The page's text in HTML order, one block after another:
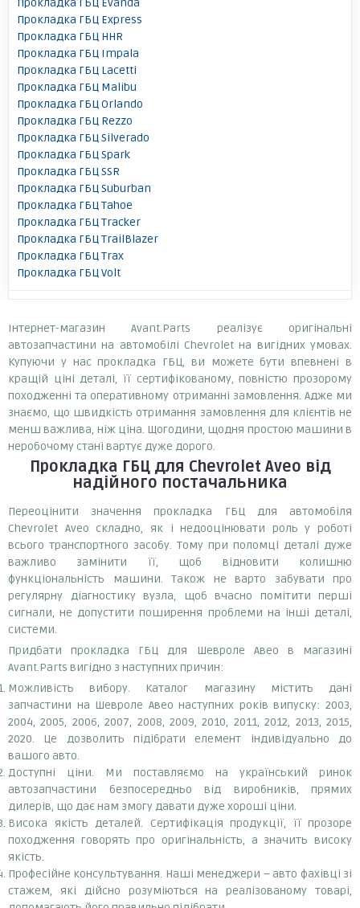
Прокладка ГБЦ Evanda
Прокладка ГБЦ Express
Прокладка ГБЦ HHR
Прокладка ГБЦ Impala
Прокладка ГБЦ Lacetti
Прокладка ГБЦ Malibu
Прокладка ГБЦ Orlando
Прокладка ГБЦ Rezzo
Прокладка ГБЦ Silverado
Прокладка ГБЦ Spark
Прокладка ГБЦ SSR
Прокладка ГБЦ Suburban
Прокладка ГБЦ Tahoe
Прокладка ГБЦ Tracker
Прокладка ГБЦ TrailBlazer
Прокладка ГБЦ Trax
Прокладка ГБЦ Volt
Інтернет-магазин Avant.Parts реалізує оригінальні
автозапчастини на автомобілі Chevrolet на вигідних умовах.
Купуючи у нас прокладка ГБЦ, ви можете бути впевнені в
кращій ціні деталі, її сертифікованому, повністю прозорому
походженні та оперативному отриманні замовлення. Адже ми
знаємо, що швидкість отримання замовлення для клієнтів не
менш важлива, ніж ціна. Щогодини, щодня простою машини в
неробочому стані вартує дуже дорого.
Прокладка ГБЦдля Chevrolet Aveo від
надійного постачальника
Переоцінити значення прокладка ГБЦ для автомобіля
Chevrolet Aveo складно, як і недооцінювати роль у роботі
всього транспортного засобу. Тому при поломці деталі дуже
важливо замінити її, щоб відновити колишню
функціональність машини. Також не варто забувати про
регулярну діагностику вузла, щоб вчасно помітити перші
сигнали, не допустити поширення проблеми на інші деталі,
системи.
Придбати прокладка ГБЦ для Шевроле Авео в магазині
Avant.Parts вигідно з наступних причин:
Можливість вибору. Каталог магазину містить дані
запчастини на Шевроле Авео наступних років випуску: 2003,
2004, 2005, 2006, 2007, 2008, 2009, 2010, 2011, 2012, 2013, 2015,
2020. Це дозволить підібрати елемент індивідуально до
вашого авто.
Доступні ціни. Ми поставляємо на український ринок
автозапчастини безпосередньо від виробників, прямих
дилерів, що дає нам змогу давати дуже хороші ціни.
Висока якість деталей. Сертифікація продукції, її прозоре
походження говорять про оригінальність, а значить високу
якість.
Професійне консультування. Наші менеджери – авто фахівці зі
стажем, які дійсно розуміються на реалізованому товарі,